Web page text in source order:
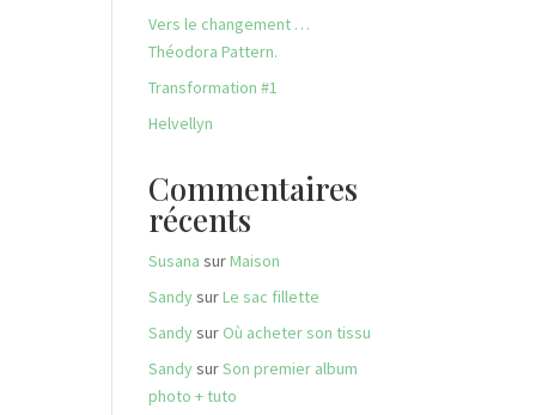
Vers le changement …
Théodora Pattern.
Transformation #1
Helvellyn
Commentaires
récents
Susana surMaison
SandysurLe sac fillette
Sandysur Où acheter son tissu
SandysurSon premier album
photo + tuto